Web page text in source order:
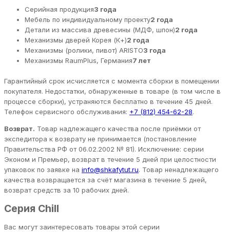
Серийная продукция3 года
Мебель по индивидуальному проекту2 года
Детали из массива древесины (МДФ, шпон)2 года
Механизмы дверей Корея (К+)2 года
Механизмы (ролики, пивот) ARISTO3 года
Механизмы RaumPlus, Германия7 лет
Гарантийный срок исчисляется с момента сборки в помещении
покупателя. Недостатки, обнаруженные в товаре (в том числе в
процессе сборки), устраняются бесплатно в течение 45 дней.
Телефон сервисного обслуживания: +7 (812) 454-62-28.
Возврат. Товар надлежащего качества после приёмки от
экспедитора к возврату не принимается (постановление
Правительства РФ от 06.02.2002 № 81). Исключение: серии
Эконом и Премьер, возврат в течение 5 дней при целостности
упаковок по заявке на info@shkafytut.ru. Товар ненадлежащего
качества возвращается за счёт магазина в течение 5 дней,
возврат средств за 10 рабочих дней.
Серия Chill
Вас могут заинтересовать товары этой серии